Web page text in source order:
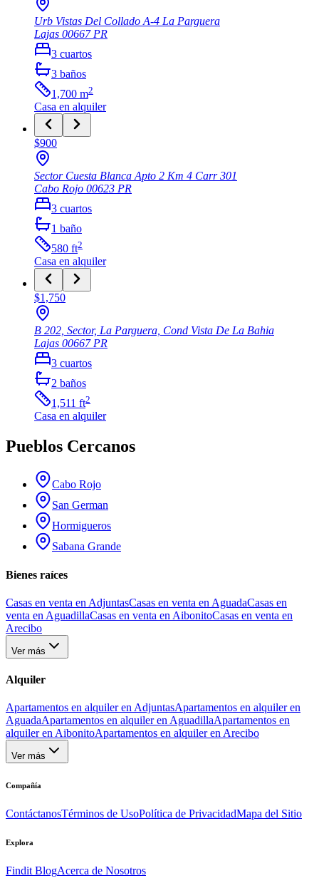
Urb Vistas Del Collado A-4 La Parguera
Lajas 00667PR
3 cuartos
3 baños
1,700 m2
Casa en alquiler
$900
Sector Cuesta Blanca Apto 2 Km 4 Carr 301
Cabo Rojo 00623 PR
3 cuartos
1 baño
580 ft2
Casa en alquiler
$1,750
B 202, Sector, La Parguera, Cond Vista De La Bahia
Lajas 00667PR
3 cuartos
2 baños
1,511 ft2
Casa en alquiler
Pueblos Cercanos
Cabo Rojo
San German
Hormigueros
Sabana Grande
Bienes raíces
Casas en venta en AdjuntasCasas en venta en AguadaCasas en
venta en AguadillaCasas en venta en AibonitoCasas en venta en
Arecibo
Ver más
Alquiler
Apartamentos en alquiler en AdjuntasApartamentos en alquiler en
AguadaApartamentos en alquiler en AguadillaApartamentos en
alquiler en AibonitoApartamentos en alquiler en Arecibo
Ver más
Compañía
ContáctanosTérminos de UsoPolítica de PrivacidadMapa del Sitio
Explora
Findit BlogAcerca de Nosotros